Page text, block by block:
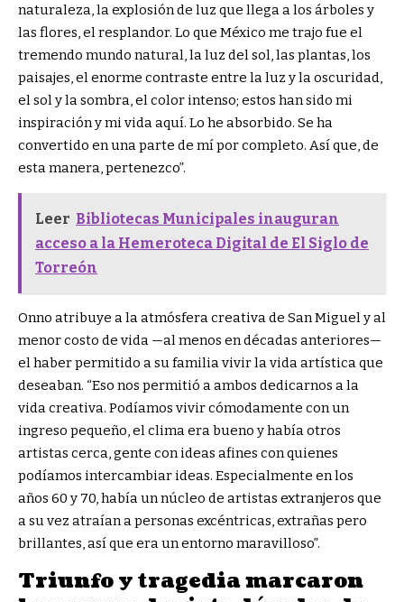
naturaleza, la explosión de luz que llega a los árboles y
las flores, el resplandor. Lo que México me trajo fue el
tremendo mundo natural, la luz del sol, las plantas, los
paisajes, el enorme contraste entre la luz y la oscuridad,
el sol y la sombra, el color intenso; estos han sido mi
inspiración y mi vida aquí. Lo he absorbido. Se ha
convertido en una parte de mí por completo. Así que, de
esta manera, pertenezco”.
Leer Bibliotecas Municipales inauguran
acceso a la Hemeroteca Digital de El Siglo de
Torreón
Onno atribuye a la atmósfera creativa de San Miguel y al
menor costo de vida —al menos en décadas anteriores—
el haber permitido a su familia vivir la vida artística que
deseaban. “Eso nos permitió a ambos dedicarnos a la
vida creativa. Podíamos vivir cómodamente con un
ingreso pequeño, el clima era bueno y había otros
artistas cerca, gente con ideas afines con quienes
podíamos intercambiar ideas. Especialmente en los
años 60 y 70, había un núcleo de artistas extranjeros que
a su vez atraían a personas excéntricas, extrañas pero
brillantes, así que era un entorno maravilloso”.
Triunfo y tragedia marcaron